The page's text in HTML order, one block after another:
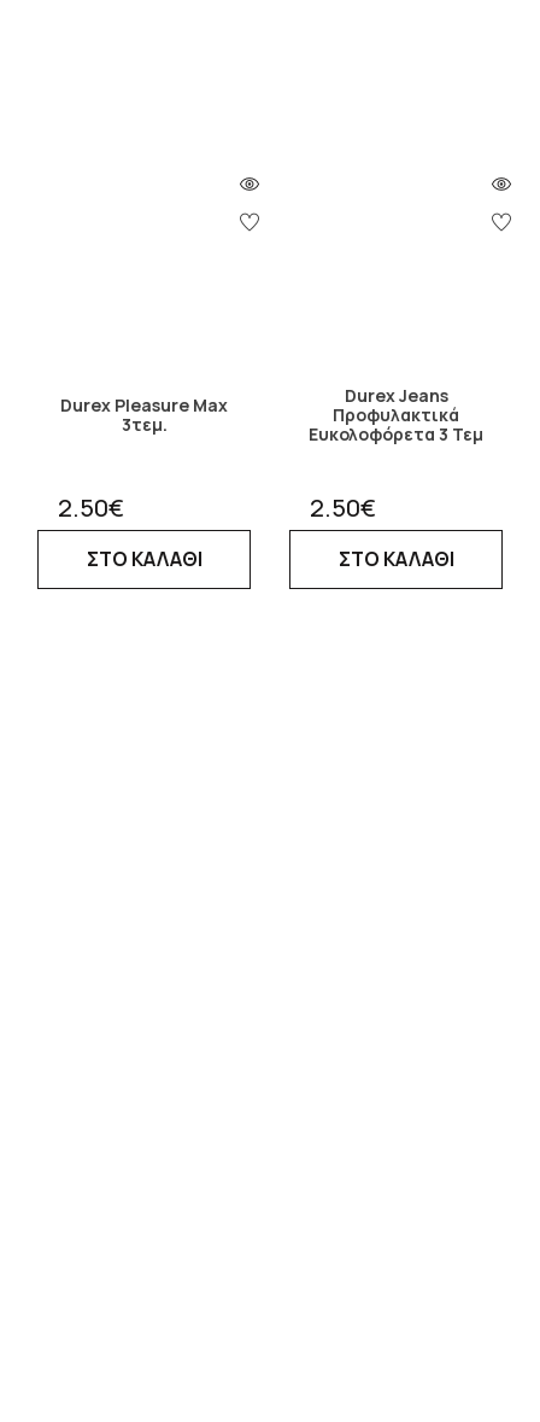
Durex Pleasure Max
3τεμ.
2.50€
ΣΤΟ ΚΑΛΑΘΙ
Durex Jeans
Προφυλακτικά
Ευκολοφόρετα 3 Τεμ
2.50€
ΣΤΟ ΚΑΛΑΘΙ